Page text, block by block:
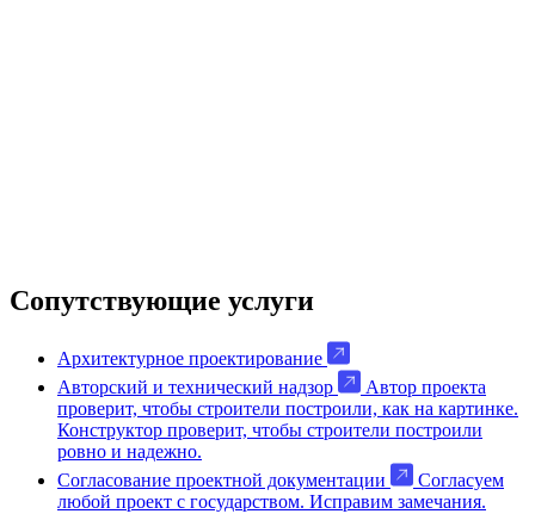
Сопутствующие услуги
Архитектурное проектирование
Авторский и технический надзор
Автор проекта
проверит, чтобы строители построили, как на картинке.
Конструктор проверит, чтобы строители построили
ровно и надежно.
Cогласование проектной документации
Согласуем
любой проект с государством. Исправим замечания.